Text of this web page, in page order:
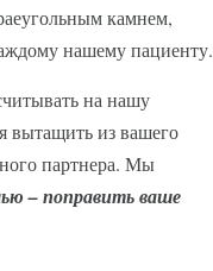
камнем,
нашему пациенту.
на нашу
вытащить из вашего
партнера. Мы
– поправить ваше